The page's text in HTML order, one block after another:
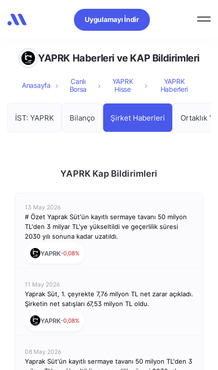
Uygulamayı İndir
YAPRK Haberleri ve KAP Bildirimleri
Anasayfa
Canlı
Borsa
YAPRK
Hisse
YAPRK
Haberleri
İST: YAPRK Bilanço Şirket Haberleri Ortaklık
YAPRK Kap Bildirimleri
13 May 2026
# Özet Yaprak Süt'ün kayıtlı sermaye tavanı 50 milyon
TL'den 3 milyar TL'ye yükseltildi ve geçerlilik süresi
2030 yılı sonuna kadar uzatıldı.
YAPRK-0,08%
11 May 2026
Yaprak Süt, 1. çeyrekte 7,76 milyon TL net zarar açıkladı.
Şirketin net satışları 67,53 milyon TL oldu.
YAPRK-0,08%
08 May 2026
Yaprak Süt'ün kayıtlı sermaye tavanı 50 milyon TL'den 3